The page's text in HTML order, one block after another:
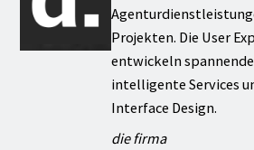
Projekten. Die User
entwickeln
intelligente Services
Interface Design.
die firma